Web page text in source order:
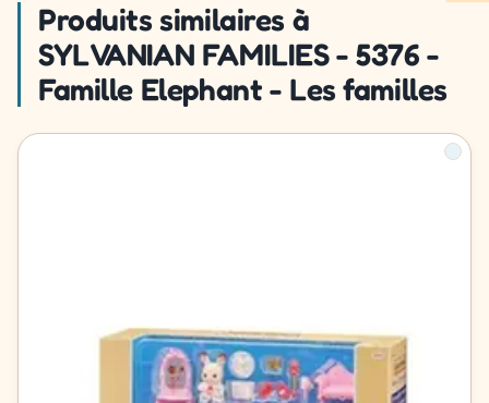
Produits similaires à
SYLVANIAN FAMILIES - 5376 -
Famille Elephant - Les familles